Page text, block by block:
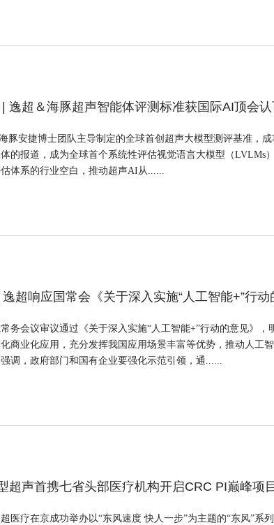
逸超＆海豚超声智能体评测标准获国际AI顶会
豚安捷博士团队主导制定的全球首创超声大模型测评基准，
的报道，成为全球首个系统性评估视觉语言大模型（
体系的行业空白，推动超声AI从......
超响应国常会《关于深入实施“人工智能+”行动
务会议审议通过《关于深入实施“人工智能+”行动的意见》
商业化应用，充分发挥我国应用场景丰富等优势，推动人
调，政府部门和国有企业要强化示范引领，通......
超声首携七省头部医疗机构开启CRC PI巅峰项目
医疗在京成功举办以“东风速度 快人一步”为主题的“东风”